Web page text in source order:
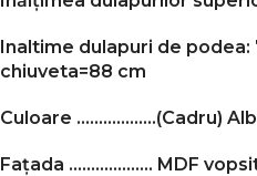
Inaltime dulapuri de podea:
chiuveta=88 cm
Culoare ………………(Cadru) Alb
Fațada ………………. MDF